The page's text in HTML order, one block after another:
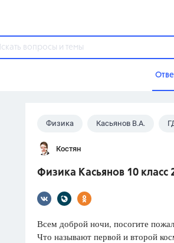
Популярные темы
3273 ответа
3460 ответов
Физика Касьянов В.А.
Костян
Физика Касьянов 10 класс
Всем доброй ночи, посогите
Что называют первой и второй